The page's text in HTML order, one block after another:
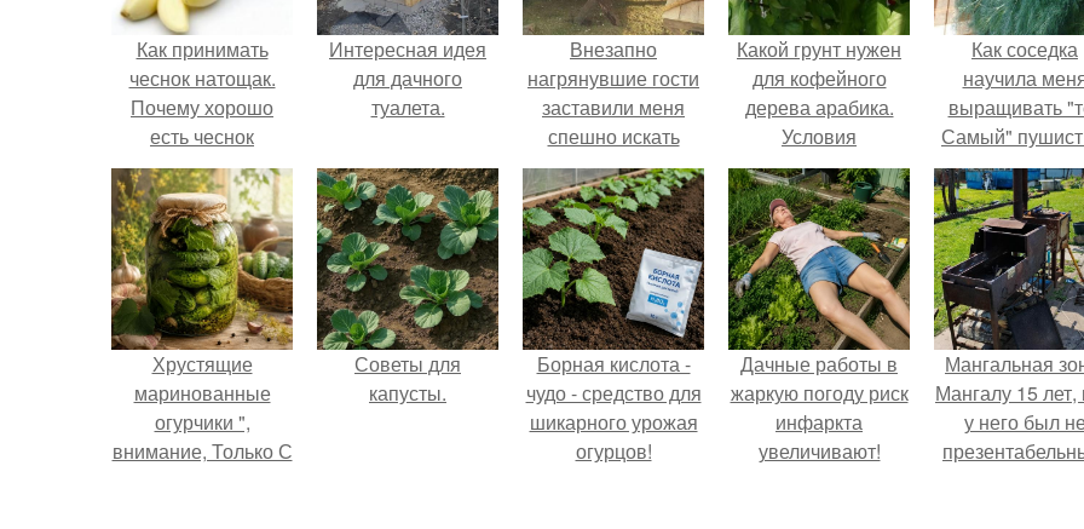
Как принимать
чеснок натощак.
Почему хорошо
есть чеснок
натощак?
Интересная идея
для дачного
туалета.
Внезапно
нагрянувшие гости
заставили меня
спешно искать
решение, так как на
обстоятельный
ремонт времени
катастрофически не
хватало.
Какой грунт нужен
для кофейного
дерева арабика.
Условия
содержания и уход
Как соседка
научила
выращивать
Самый"
укроп.
Хрустящие
маринованные
огурчики ",
внимание, Только С
Советы для
капусты.
Борная кислота -
чудо - средство для
шикарного урожая
огурцов!
Дачные работы в
жаркую погоду риск
инфаркта
увеличивают!
Мангальная
Мангалу 15 лет,
у него был